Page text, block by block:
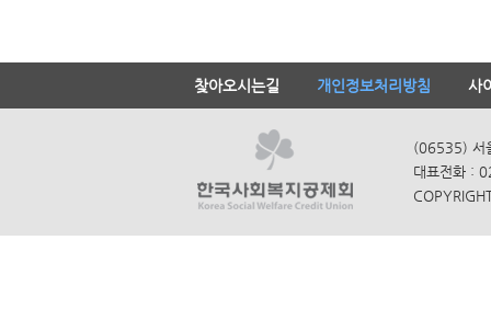
찾아오시는길 개인정보처리방침 사
(06535) 서
대표전화 :